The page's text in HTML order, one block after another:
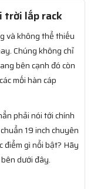
trời lắp rack
và không thể thiếu
Chúng không chỉ
bên cạnh đó còn
mối hàn cáp
phải nói tới chính
19 inch chuyên
điểm gì nổi bật? Hãy
dưới đây.